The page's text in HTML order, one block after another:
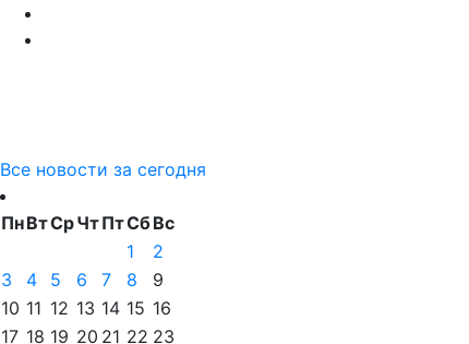
Все новости за сегодня
ПнВтСрЧтПтСбВс
1
2
3
4 5 6 7 8
9
10 11 12 13 14 15 16
17 18 19 20 21 22 23